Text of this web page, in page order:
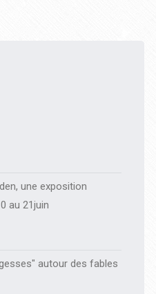
une exposition
au 21juin
autour des fables